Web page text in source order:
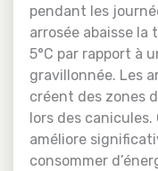
pendant les
arrosée abaisse la
5°C par rapport à
gravillonnée. Les
créent des zones
lors des
améliore
consommer